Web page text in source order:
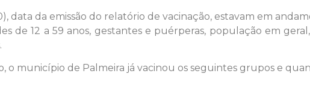
data da emissão do relatório de vacinação, estavam em
de 12 a 59 anos, gestantes e puérperas, população em
o município de Palmeira já vacinou os seguintes grupos e